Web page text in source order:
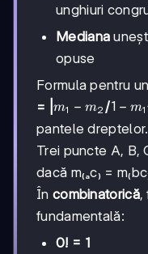
unghiuri
Mediana
opuse
Formula pentru
= | m₁
-
m₂
m1 − m2 /1 -
m₁m₂
1 − m1
pantele dreptelor.
Trei puncte A, B,
dacă m₍ₐc₎ =
În combinatorică,
fundamentală:
0! = 1